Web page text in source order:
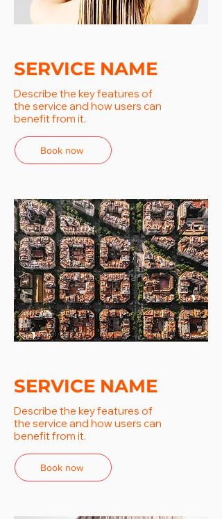
SERVICE NAME
Describe the key features of
the service and how users can
benefit from it.
Book now
SERVICE NAME
Describe the key features of
the service and how users can
benefit from it.
Book now